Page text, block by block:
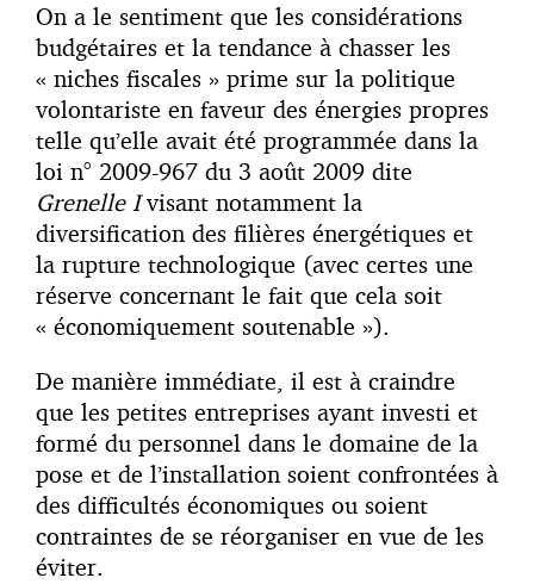
On a le sentiment que les considérations
budgétaires et la tendance à chasser les
« niches fiscales » prime sur la politique
volontariste en faveur des énergies propres
telle qu’elle avait été programmée dans la
loi n° 2009-967 du 3 août 2009 dite
Grenelle Ivisant notamment la
diversification des filières énergétiques et
la rupture technologique (avec certes une
réserve concernant le fait que cela soit
« économiquement soutenable »).
De manière immédiate, il est à craindre
que les petites entreprises ayant investi et
formé du personnel dans le domaine de la
pose et de l’installation soient confrontées à
des difficultés économiques ou soient
contraintes de se réorganiser en vue de les
éviter.